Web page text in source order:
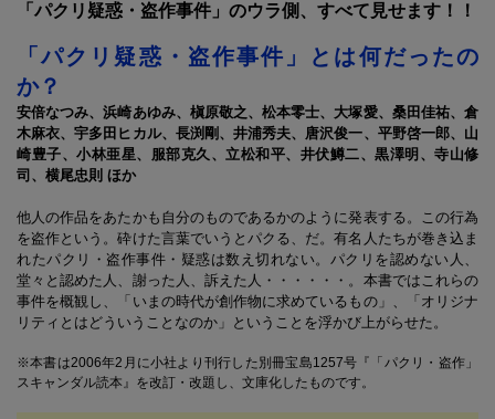
「パクリ疑惑・盗作事件」のウラ側、すべて見せます！！
「パクリ疑惑・盗作事件」とは何だったの
か？
安倍なつみ、浜崎あゆみ、槇原敬之、松本零士、大塚愛、桑田佳祐、倉
木麻衣、宇多田ヒカル、長渕剛、井浦秀夫、唐沢俊一、平野啓一郎、山
崎豊子、小林亜星、服部克久、立松和平、井伏鱒二、黒澤明、寺山修
司、横尾忠則 ほか
他人の作品をあたかも自分のものであるかのように発表する。この行為
を盗作という。砕けた言葉でいうとパクる、だ。有名人たちが巻き込ま
れたパクリ・盗作事件・疑惑は数え切れない。パクリを認めない人、
堂々と認めた人、謝った人、訴えた人・・・・・・。本書ではこれらの
事件を概観し、「いまの時代が創作物に求めているもの」、「オリジナ
リティとはどういうことなのか」ということを浮かび上がらせた。
※本書は2006年2月に小社より刊行した別冊宝島1257号『「パクリ・盗作」
スキャンダル読本』を改訂・改題し、文庫化したものです。